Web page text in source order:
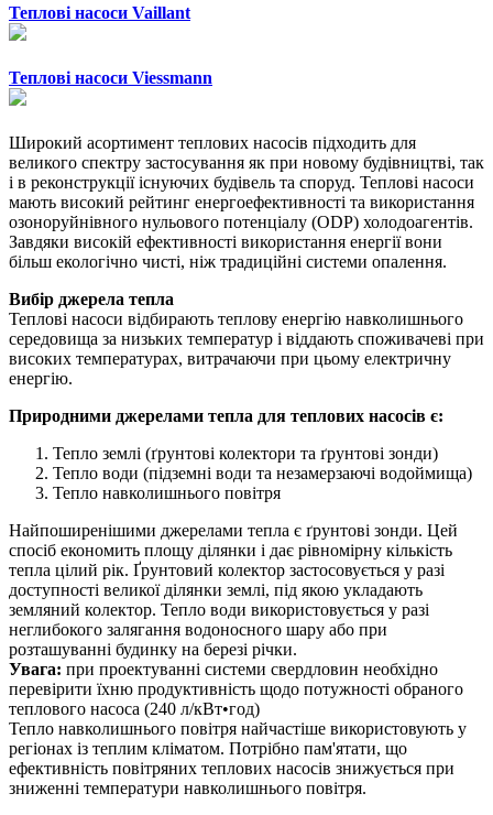
Теплові насоси Vaillant
Теплові насоси Viessmann
Широкий асортимент теплових насосів підходить для
великого спектру застосування як при новому будівництві, так
і в реконструкції існуючих будівель та споруд. Теплові насоси
мають високий рейтинг енергоефективності та використання
озоноруйнівного нульового потенціалу (ODP) холодоагентів.
Завдяки високій ефективності використання енергії вони
більш екологічно чисті, ніж традиційні системи опалення.
Вибір джерела тепла
Теплові насоси відбирають теплову енергію навколишнього
середовища за низьких температур і віддають споживачеві при
високих температурах, витрачаючи при цьому електричну
енергію.
Природними джерелами тепла для теплових насосів є:
Тепло землі (ґрунтові колектори та ґрунтові зонди)
Тепло води (підземні води та незамерзаючі водоймища)
Тепло навколишнього повітря
Найпоширенішими джерелами тепла є ґрунтові зонди. Цей
спосіб економить площу ділянки і дає рівномірну кількість
тепла цілий рік. Ґрунтовий колектор застосовується у разі
доступності великої ділянки землі, під якою укладають
земляний колектор. Тепло води використовується у разі
неглибокого залягання водоносного шару або при
розташуванні будинку на березі річки.
Увага: при проектуванні системи свердловин необхідно
перевірити їхню продуктивність щодо потужності обраного
теплового насоса (240 л/кВт•год)
Тепло навколишнього повітря найчастіше використовують у
регіонах із теплим кліматом. Потрібно пам'ятати, що
ефективність повітряних теплових насосів знижується при
зниженні температури навколишнього повітря.